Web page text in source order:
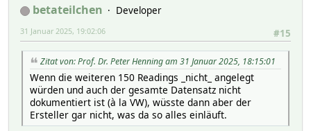
MQTTBridge:weconnect/vehicles/<VIN>/domains/
MQTTBridge:weconnect/vehicles/<VIN>/domains/
MQTTBridge:weconnect/vehicles/<VIN>/domains/
MQTTBridge:weconnect/vehicles/<VIN>/domains/
MQTTBridge:weconnect/vehicles/<VIN>/domains/
MQTTBridge:weconnect/vehicles/<VIN>/domains/
MQTTBridge:weconnect/vehicles/<VIN>/domains/
MQTTBridge:weconnect/vehicles/<VIN>/domains/
MQTTBridge:weconnect/vehicles/<VIN>/domains/
betateilchen
Developer
#15
31 Januar 2025, 19:02:06
Zitat von: Prof. Dr. Peter Henning am 31 Januar 2025, 18:15:01
Wenn die weiteren 150 Readings _nicht_ angelegt
würden und auch der gesamte Datensatz nicht
dokumentiert ist (à la VW), wüsste dann aber der
Ersteller gar nicht, was da so alles einläuft.